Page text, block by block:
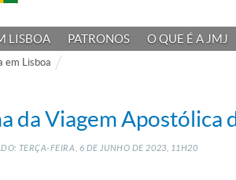
LISBOA PATRONOS O QUE É A JMJ
em Lisboa
da Viagem Apostólica
TERÇA-FEIRA, 6 DEJUNHO DE2023, 11H20